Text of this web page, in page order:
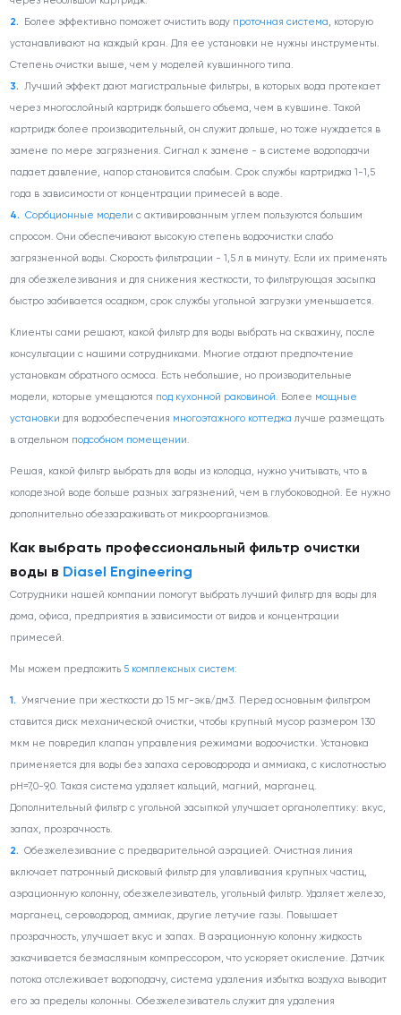
Более эффективно поможет очистить воду проточная система, которую
устанавливают на каждый кран. Для ее установки не нужны инструменты.
Степень очистки выше, чем у моделей кувшинного типа.
Лучший эффект дают магистральные фильтры, в которых вода протекает
через многослойный картридж большего объема, чем в кувшине. Такой
картридж более производительный, он служит дольше, но тоже нуждается в
замене по мере загрязнения. Сигнал к замене - в системе водоподачи
падает давление, напор становится слабым. Срок службы картриджа 1-1,5
года в зависимости от концентрации примесей в воде.
Сорбционные модели с активированным углем пользуются большим
спросом. Они обеспечивают высокую степень водоочистки слабо
загрязненной воды. Скорость фильтрации - 1,5 л в минуту. Если их применять
для обезжелезивания и для снижения жесткости, то фильтрующая засыпка
быстро забивается осадком, срок службы угольной загрузки уменьшается.
Клиенты сами решают, какой фильтр для воды выбрать на скважину, после
консультации с нашими сотрудниками. Многие отдают предпочтение
установкам обратного осмоса. Есть небольшие, но производительные
модели, которые умещаются под кухонной раковиной. Более мощные
установки для водообеспечения многоэтажного коттеджа лучше размещать
в отдельном подсобном помещении.
Решая, какой фильтр выбрать для воды из колодца, нужно учитывать, что в
колодезной воде больше разных загрязнений, чем в глубоководной. Ее нужно
дополнительно обеззараживать от микроорганизмов.
Как выбрать профессиональный фильтр очистки
воды в Diasel Engineering
Сотрудники нашей компании помогут выбрать лучший фильтр для воды для
дома, офиса, предприятия в зависимости от видов и концентрации
примесей.
Мы можем предложить 5 комплексных систем:
Умягчение при жесткости до 15 мг-экв/дм3. Перед основным фильтром
ставится диск механической очистки, чтобы крупный мусор размером 130
мкм не повредил клапан управления режимами водоочистки. Установка
применяется для воды без запаха сероводорода и аммиака, с кислотностью
рН=7,0-9,0. Такая система удаляет кальций, магний, марганец.
Дополнительный фильтр с угольной засыпкой улучшает органолептику: вкус,
запах, прозрачность.
Обезжелезивание с предварительной аэрацией. Очистная линия
включает патронный дисковый фильтр для улавливания крупных частиц,
аэрационную колонну, обезжелезиватель, угольный фильтр. Удаляет железо,
марганец, сероводород, аммиак, другие летучие газы. Повышает
прозрачность, улучшает вкус и запах. В аэрационную колонну жидкость
закачивается безмасляным компрессором, что ускоряет окисление. Датчик
потока отслеживает водоподачу, система удаления избытка воздуха выводит
его за пределы колонны. Обезжелезиватель служит для удаления